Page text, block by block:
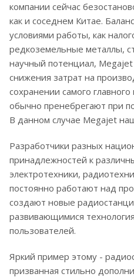
компании сейчас
как и соседнем Китае.
условиями работы, как
редкоземельные металлы,
научный потенциал,
снижения затрат на
сохранении самого
обычно пренебрегают при
В данном случае Megajet
Разработчики разных
принадлежностей к
электротехники,
постоянно работают над
создают новые
развивающимися
пользователей.
Яркий пример этому -
призванная стильно